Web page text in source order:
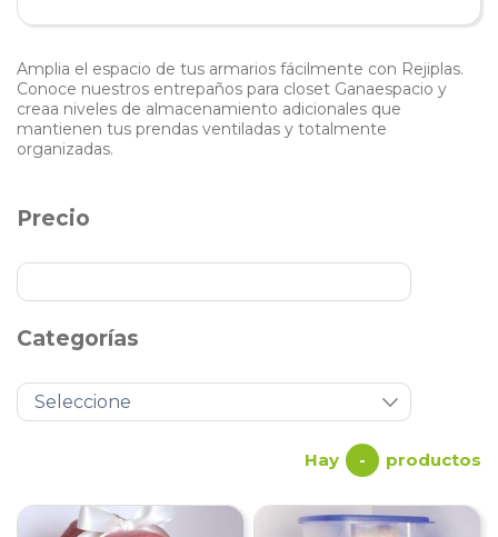
Amplia el espacio de tus armarios fácilmente con Rejiplas.
Conoce nuestros entrepaños para closet Ganaespacio y
creaa niveles de almacenamiento adicionales que
mantienen tus prendas ventiladas y totalmente
organizadas.
Precio
Categorías
Hay - productos